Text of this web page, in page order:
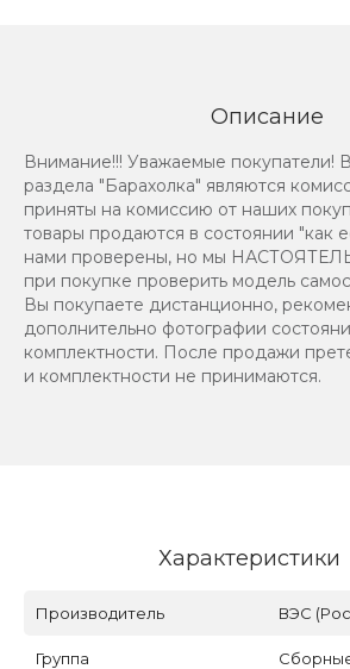
Описание
Внимание!!! Уважаемые покупатели!
раздела "Барахолка" являются
приняты на комиссию от наших
товары продаются в состоянии "как
нами проверены, но мы
при покупке проверить модель
Вы покупаете дистанционно,
дополнительно фотографии
комплектности. После продажи
и комплектности не принимаются.
Характеристики
Производитель ВЭС
Группа